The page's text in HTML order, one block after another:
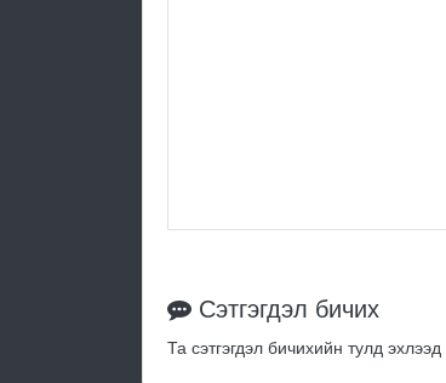
Сэтгэгдэл бичих
Та сэтгэгдэл бичихийн тулд эхлээд